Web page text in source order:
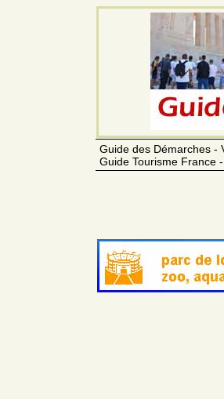
Guide des Démarches -
Guide Tourisme France